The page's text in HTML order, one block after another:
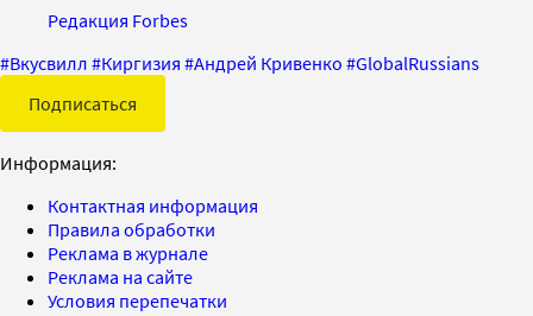
Редакция Forbes
#Вкусвилл #Киргизия #Андрей Кривенко #GlobalRussians
Подписаться
Информация:
Контактная информация
Правила обработки
Реклама в журнале
Реклама на сайте
Условия перепечатки